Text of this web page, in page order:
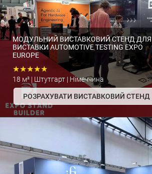
МОДУЛЬНИЙ ВИСТАВКОВИЙ СТЕНД ДЛЯ
ВИСТАВКИ AUTOMOTIVE TESTING EXPO
EUROPE
★★★★★
18 м² | Штутгарт | Німеччина
РОЗРАХУВАТИ ВИСТАВКОВИЙ СТЕНД